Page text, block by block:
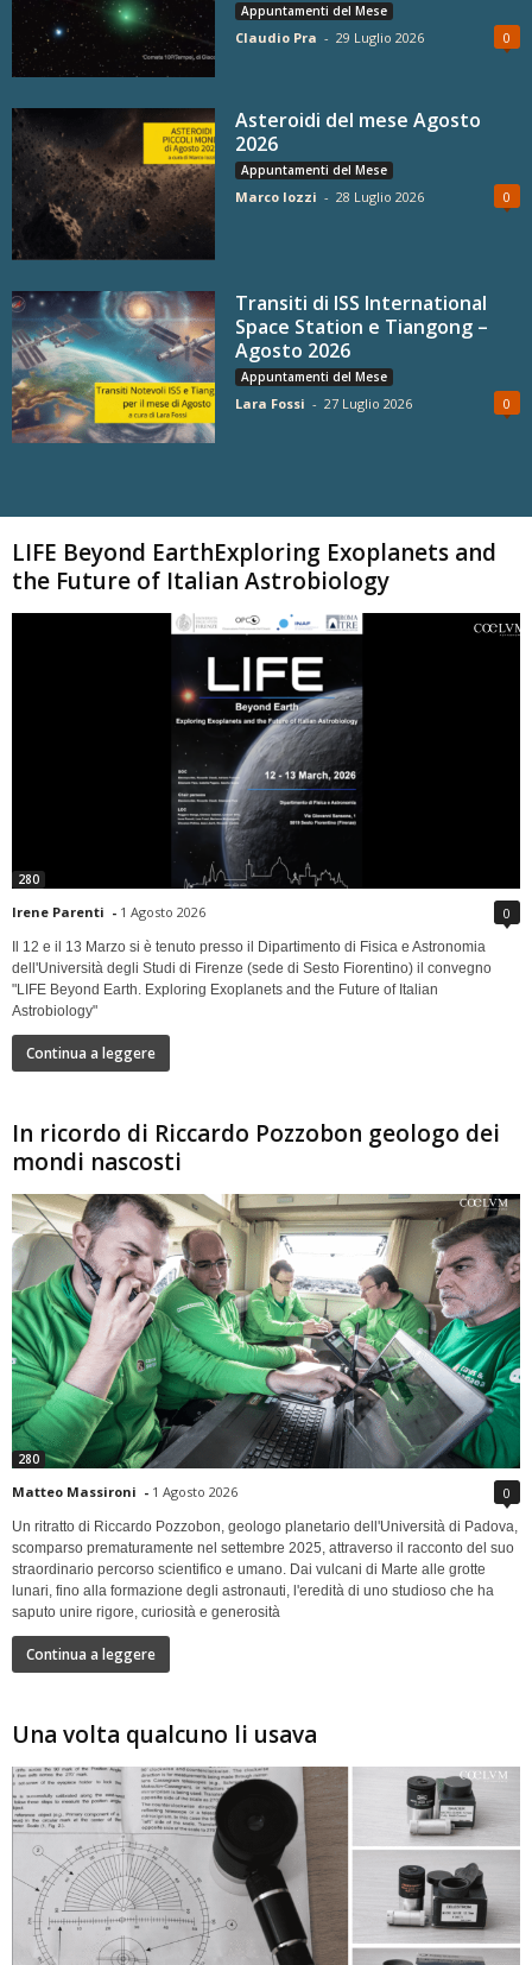
Appuntamenti del Mese
Claudio Pra - 29 Luglio 2026 0
Asteroidi del mese Agosto
2026
Appuntamenti del Mese
Marco Iozzi - 28 Luglio 2026 0
Transiti di ISS International
Space Station e Tiangong –
Agosto 2026
Appuntamenti del Mese
Lara Fossi - 27 Luglio 2026 0
LIFE Beyond EarthExploring Exoplanets and
the Future of Italian Astrobiology
280
Irene Parenti - 1 Agosto 2026 0
Il 12 e il 13 Marzo si è tenuto presso il Dipartimento di Fisica e Astronomia
dell'Università degli Studi di Firenze (sede di Sesto Fiorentino) il convegno
"LIFE Beyond Earth. Exploring Exoplanets and the Future of Italian
Astrobiology"
Continua a leggere
In ricordo di Riccardo Pozzobon geologo dei
mondi nascosti
280
Matteo Massironi - 1 Agosto 2026 0
Un ritratto di Riccardo Pozzobon, geologo planetario dell'Università di Padova,
scomparso prematuramente nel settembre 2025, attraverso il racconto del suo
straordinario percorso scientifico e umano. Dai vulcani di Marte alle grotte
lunari, fino alla formazione degli astronauti, l'eredità di uno studioso che ha
saputo unire rigore, curiosità e generosità
Continua a leggere
Una volta qualcuno li usava